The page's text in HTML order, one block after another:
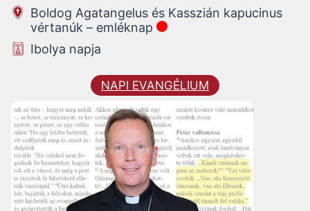
Boldog Agatangelus és Kasszián kapucinus
vértanúk – emléknap
Ibolya napja
NAPI EVANGÉLIUM